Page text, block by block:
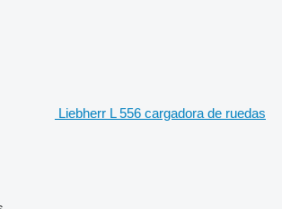
Liebherr L 556 cargadora de ruedas